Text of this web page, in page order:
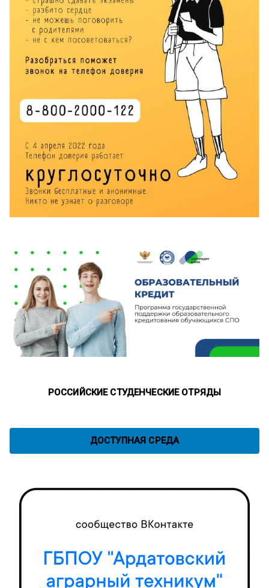
РОССИЙСКИЕ СТУДЕНЧЕСКИЕ ОТРЯДЫ
ДОСТУПНАЯ СРЕДА